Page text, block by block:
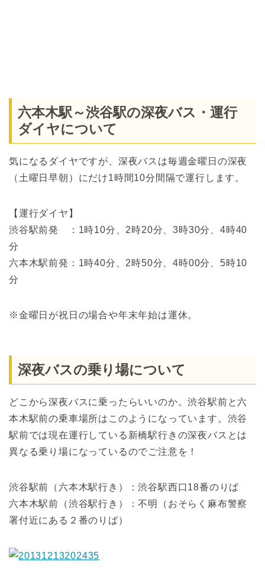
六本木駅～渋谷駅の深夜バス・運行
ダイヤについて
気になるダイヤですが、深夜バスは毎週金曜日の深夜
（土曜日早朝）にだけ1時間10分間隔で運行します。
【運行ダイヤ】
渋谷駅前発 ：1時10分、2時20分、3時30分、4時40
分
六本木駅前発：1時40分、2時50分、4時00分、5時10
分
※金曜日が祝日の場合や年末年始は運休。
深夜バスの乗り場について
どこから深夜バスに乗ったらいいのか。渋谷駅前と六
本木駅前の乗車場所はこのようになっています。渋谷
駅前では現在運行している新橋駅行きの深夜バスとは
異なる乗り場になっているのでご注意を！
渋谷駅前（六本木駅行き）：渋谷駅西口18番のりば
六本木駅前（渋谷駅行き）：不明（おそらく麻布警察
署付近にある２番のりば）